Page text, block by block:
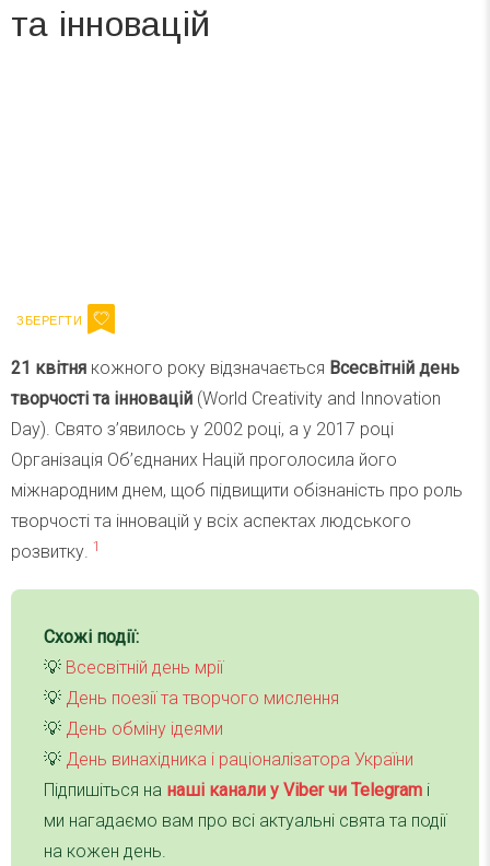
та інновацій
21 квітня кожного року відзначається Всесвітній день
творчості та інновацій (World Creativity and Innovation
Day). Свято з’явилось у 2002 році, а у 2017 році
Організація Об’єднаних Націй проголосила його
міжнародним днем, щоб підвищити обізнаність про роль
творчості та інновацій у всіх аспектах людського
розвитку. 1
Схожі події:
💡 Всесвітній день мрії
💡 День поезії та творчого мислення
💡 День обміну ідеями
💡 День винахідника і раціоналізатора України
Підпишіться на наші канали у Viber чи Telegram і
ми нагадаємо вам про всі актуальні свята та події
на кожен день.